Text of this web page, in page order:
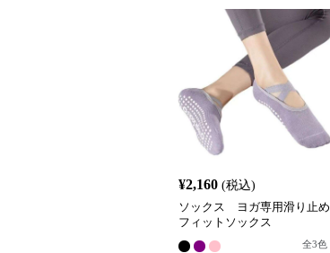
¥2,160 (税込)
ソックス ヨガ専用滑り止め
フィットソックス
全3色